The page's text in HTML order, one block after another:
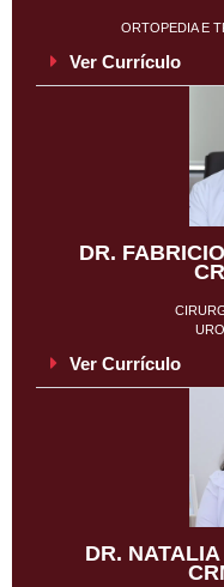
ORTOPEDIA E
Ver Currículo
DR.
Ver Currículo
DR. NATALIA